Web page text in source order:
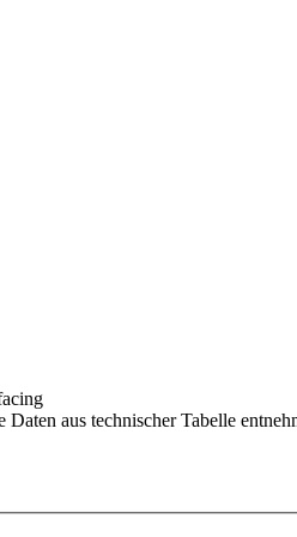
aus technischer Tabelle